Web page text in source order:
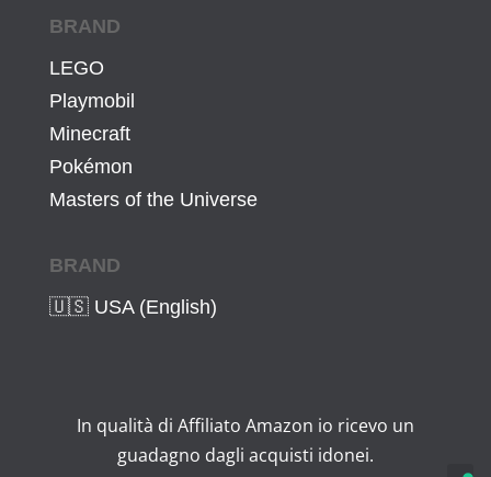
BRAND
LEGO
Playmobil
Minecraft
Pokémon
Masters of the Universe
BRAND
🇺🇸 USA (English)
In qualità di Affiliato Amazon io ricevo un
guadagno dagli acquisti idonei.